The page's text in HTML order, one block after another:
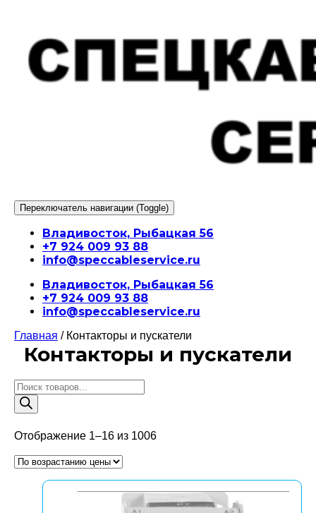
содержимому
Переключатель навигации (Toggle)
Владивосток, Рыбацкая 56
+7 924 009 93 88
info@speccableservice.ru
Владивосток, Рыбацкая 56
+7 924 009 93 88
info@speccableservice.ru
Главная / Контакторы и пускатели
Контакторы и пускатели
Поиск
товаров
Отображение 1–16 из 1006Цены: